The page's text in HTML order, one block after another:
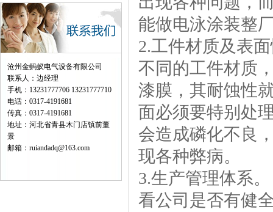
沧州金蚂蚁电气设备有限公司
联系人：边经理
手机：13231777706 13231777710
电话：0317-4191681
传真：0317-4191681
地址：河北省青县木门店镇前董
景
邮箱：ruiandadq@163.com
能做电泳涂装整
2.工件材质及表
不同的工件材质
漆膜，其耐蚀性
面必须要特别处
会造成磷化不良
现各种弊病。
3.生产管理体系。
看公司是否有健